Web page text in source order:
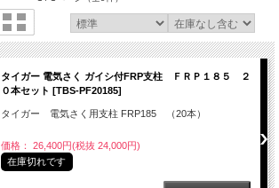
タイガー 電気さく ガイシ付FRP支柱 ＦＲＰ１８５ ２
０本セット [TBS-PF20185]
タイガー 電気さく用支柱 FRP185 （20本）
価格： 26,400円(税抜 24,000円)
在庫切れです